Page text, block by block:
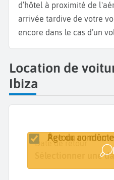
d’hôtel à proximité de
arrivée tardive de votre
encore dans le cas d’un
Location de
Ibiza
Lieu de retrait
Date de retrait
Sélectionner une
Date de retour
Sélectionner une
Retour au
Âge du